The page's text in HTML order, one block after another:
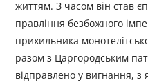
життям. З часом він став
правління безбожного
прихильника
разом з Царгородським
відправлено у вигнання, з